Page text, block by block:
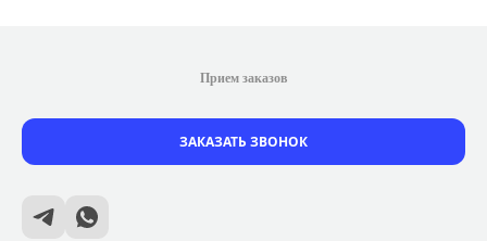
Прием заказов
ЗАКАЗАТЬ ЗВОНОК